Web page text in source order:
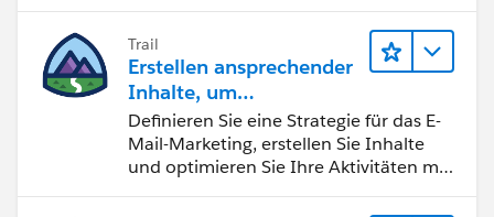
Trail
Erstellen ansprechender
Inhalte, um
Marketingziele zu
erreichen
Definieren Sie eine Strategie für das E-
Mail-Marketing, erstellen Sie Inhalte
und optimieren Sie Ihre Aktivitäten mit